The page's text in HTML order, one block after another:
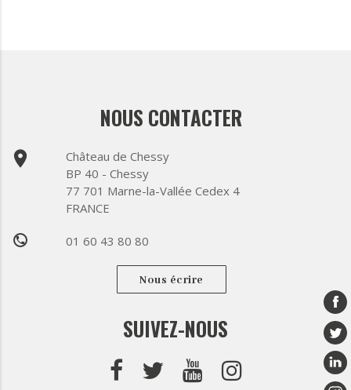
NOUS CONTACTER
place
Château de Chessy
BP 40 - Chessy
77 701 Marne-la-Vallée Cedex 4
FRANCE
phone 01 60 43 80 80
Nous écrire
SUIVEZ-NOUS